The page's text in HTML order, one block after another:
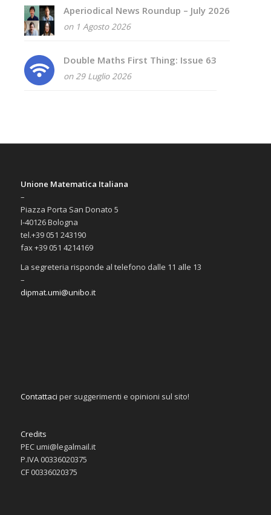
Aperiodical News Roundup – July 2026
on 1 Agosto 2026
Double Maths First Thing: Issue 63
on 29 Luglio 2026
Unione Matematica Italiana
–
Piazza Porta San Donato 5
I-40126 Bologna
tel.+39 051 243190
fax +39 051 4214169
La segreteria risponde al telefono dalle 11 alle 13
–
dipmat.umi@unibo.it
Contattaci per suggerimenti e opinioni sul sito!
Credits
PEC umi@legalmail.it
P.IVA 00336020375
CF 00336020375